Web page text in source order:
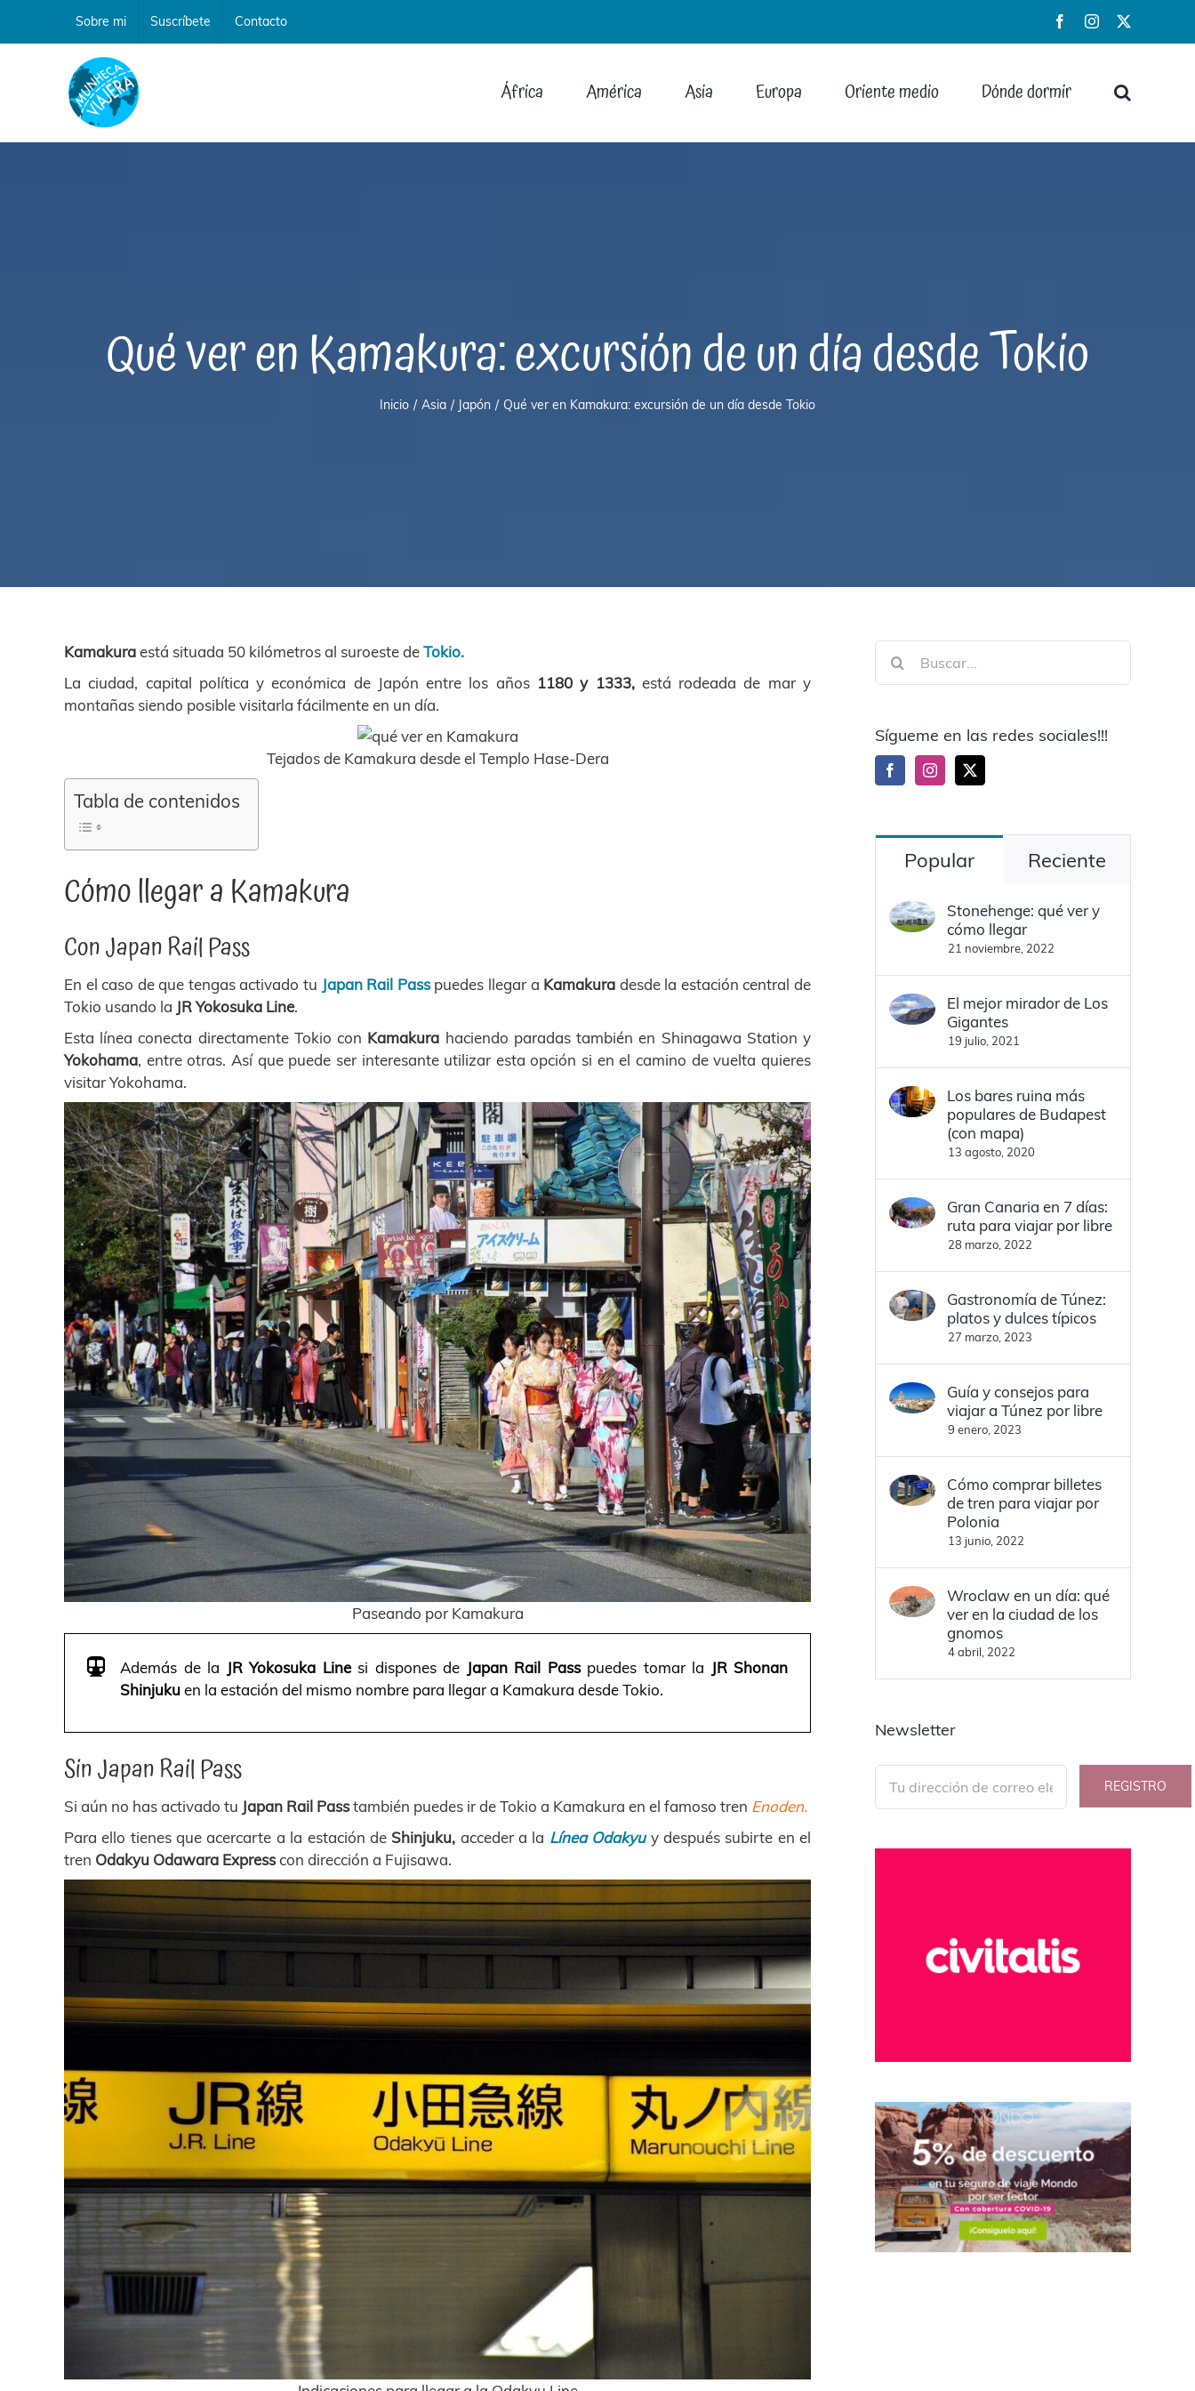
Sobre mi Suscríbete Contacto FacebookInstagram
África América Asia Europa Oriente medio Dónde dormir
Qué ver en Kamakura: excursión de un día desde Tokio
Inicio Asia Japón Qué ver en Kamakura: excursión de un día desde Tokio
Kamakuraestá situada 50 kilómetros al suroeste deTokio.
La ciudad, capital política y económica de Japón entre los años 1180 y 1333, está rodeada de mar y
montañas siendo posible visitarla fácilmente en un día.
Tejados de Kamakura desde el Templo Hase-Dera
Tabla de contenidos
Cómo llegar a Kamakura
Con Japan Rail Pass
En el caso de que tengas activado tu Japan Rail Passpuedes llegar a Kamakura desde la estación central de
Tokio usando la JR Yokosuka Line.
Esta línea conecta directamente Tokio con Kamakura haciendo paradas también en Shinagawa Station y
Yokohama, entre otras. Así que puede ser interesante utilizar esta opción si en el camino de vuelta quieres
visitar Yokohama.
Paseando por Kamakura
Además de la JR Yokosuka Linesi dispones de Japan Rail Passpuedes tomar la JR Shonan
Shinjukuen la estación del mismo nombre para llegar a Kamakura desde Tokio.
Sin Japan Rail Pass
Si aún no has activado tu Japan Rail Passtambién puedes ir de Tokio a Kamakura en el famoso tren Enoden.
Para ello tienes que acercarte a la estación de Shinjuku, acceder a la Línea Odakyuy después subirte en el
tren Odakyu Odawara Expresscon dirección a Fujisawa.
Sígueme en las redes sociales!!!
Popular Reciente
Stonehenge: qué ver y
cómo llegar
21 noviembre, 2022
El mejor mirador de Los
Gigantes
19 julio, 2021
Los bares ruina más
populares de Budapest
(con mapa)
13 agosto, 2020
Gran Canaria en 7 días:
ruta para viajar por libre
28 marzo, 2022
Gastronomía de Túnez:
platos y dulces típicos
27 marzo, 2023
Guía y consejos para
viajar a Túnez por libre
9 enero, 2023
Cómo comprar billetes
de tren para viajar por
Polonia
13 junio, 2022
Wroclaw en un día: qué
ver en la ciudad de los
gnomos
4 abril, 2022
Newsletter